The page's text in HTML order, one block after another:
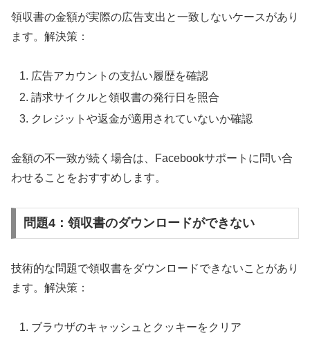
領収書の金額が実際の広告支出と一致しないケースがあり
ます。解決策：
広告アカウントの支払い履歴を確認
請求サイクルと領収書の発行日を照合
クレジットや返金が適用されていないか確認
金額の不一致が続く場合は、Facebookサポートに問い合
わせることをおすすめします。
問題4：領収書のダウンロードができない
技術的な問題で領収書をダウンロードできないことがあり
ます。解決策：
ブラウザのキャッシュとクッキーをクリア